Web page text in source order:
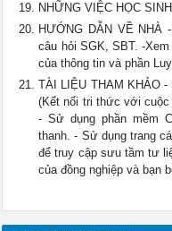
NHỮNG VIỆC HỌC
HƯỚNG DẪN VỀ NHÀ
câu hỏi SGK, SBT. -
của thông tin và phần
TÀI LIỆU THAM KHẢO
(Kết nối tri thức với
- Sử dụng phần mềm
thanh. - Sử dụng trang
để truy cập sưu tầm tư
của đồng nghiệp và bạn